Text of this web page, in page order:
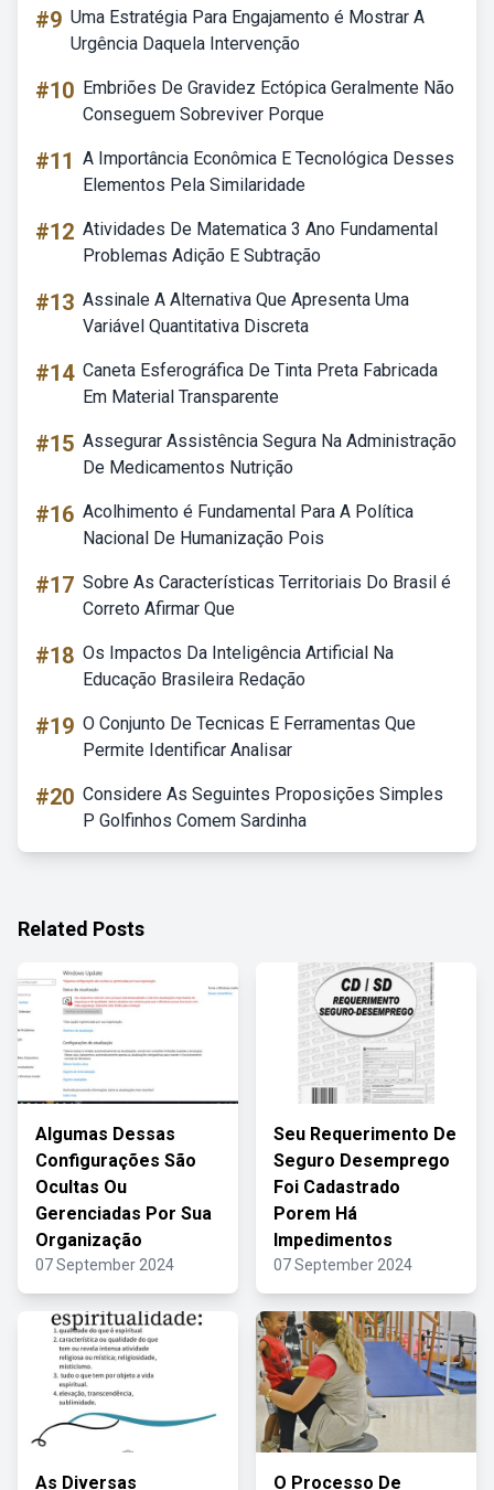
#9 Uma Estratégia Para Engajamento é Mostrar A
Urgência Daquela Intervenção
#10 Embriões De Gravidez Ectópica Geralmente Não
Conseguem Sobreviver Porque
#11 A Importância Econômica E Tecnológica Desses
Elementos Pela Similaridade
#12 Atividades De Matematica 3 Ano Fundamental
Problemas Adição E Subtração
#13 Assinale A Alternativa Que Apresenta Uma
Variável Quantitativa Discreta
#14 Caneta Esferográfica De Tinta Preta Fabricada
Em Material Transparente
#15 Assegurar Assistência Segura Na Administração
De Medicamentos Nutrição
#16 Acolhimento é Fundamental Para A Política
Nacional De Humanização Pois
#17 Sobre As Características Territoriais Do Brasil é
Correto Afirmar Que
#18 Os Impactos Da Inteligência Artificial Na
Educação Brasileira Redação
#19 O Conjunto De Tecnicas E Ferramentas Que
Permite Identificar Analisar
#20 Considere As Seguintes Proposições Simples
P Golfinhos Comem Sardinha
Related Posts
Algumas Dessas
Configurações São
Ocultas Ou
Gerenciadas Por Sua
Organização
07 September 2024
Seu Requerimento De
Seguro Desemprego
Foi Cadastrado
Porem Há
Impedimentos
07 September 2024
As Diversas O Processo De